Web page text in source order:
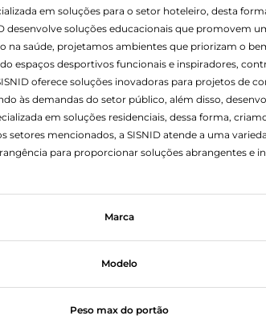
em soluções para o setor hoteleiro, desta
desenvolve soluções educacionais que promovem
na saúde, projetamos ambientes que priorizam o
espaços desportivos funcionais e inspiradores,
oferece soluções inovadoras para projetos de
às demandas do setor público, além disso,
em soluções residenciais, dessa forma,
setores mencionados, a SISNID atende a uma
para proporcionar soluções abrangentes e
Marca
Modelo
Peso max do portão